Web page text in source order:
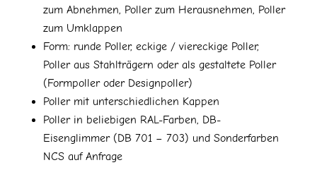
zum Abnehmen, Poller zum Herausnehmen, Poller
zum Umklappen
Form: runde Poller, eckige / viereckige Poller,
Poller aus Stahlträgern oder als gestaltete Poller
(Formpoller oder Designpoller)
Poller mit unterschiedlichen Kappen
Poller in beliebigen RAL-Farben, DB-
Eisenglimmer (DB 701 – 703) und Sonderfarben
NCS auf Anfrage